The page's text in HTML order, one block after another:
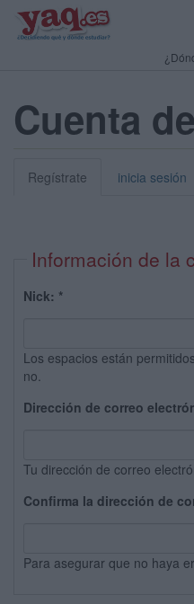
Cuenta
Regístrate inicia sesión
Información de la
Nick: *
Los espacios están
no.
Dirección de correo
Tu dirección de correo
Confirma la dirección de
Para asegurar que no haya